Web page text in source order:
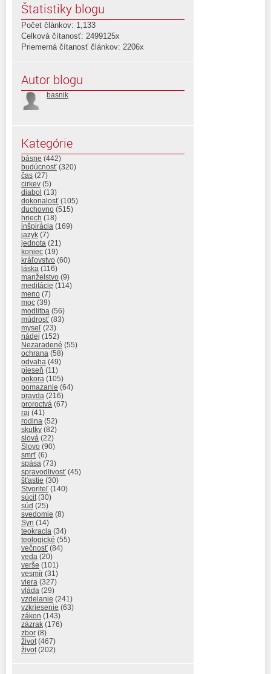
Štatistiky blogu
Počet článkov: 1,133
Celková čítanosť: 2499125x
Priemerná čítanosť článkov: 2206x
Autor blogu
basnik
Kategórie
básne (442)
budúcnosť (320)
čas (27)
cirkev (5)
diabol (13)
dokonalosť (105)
duchovno (515)
hriech (18)
inšpirácia (169)
jazyk (7)
jednota (21)
koniec (19)
kráľovstvo (60)
láska (116)
manželstvo (9)
meditácie (114)
meno (7)
moc (39)
modlitba (56)
múdrosť (83)
myseľ (23)
nádej (152)
Nezaradené (55)
ochrana (58)
odvaha (49)
pieseň (11)
pokora (105)
pomazanie (64)
pravda (216)
proroctvá (67)
raj (41)
rodina (52)
skutky (82)
slová (22)
Slovo (90)
smrť (6)
spása (73)
spravodlivosť (45)
šťastie (30)
Stvoriteľ (140)
súcit(30)
súd (25)
svedomie (8)
Syn (14)
teokracia (34)
teologické (55)
večnosť (84)
veda (20)
verše (101)
vesmír (31)
viera (327)
vláda (29)
vzdelanie (241)
vzkriesenie (63)
zákon (143)
zázrak (176)
zbor (8)
život(467)
život(202)